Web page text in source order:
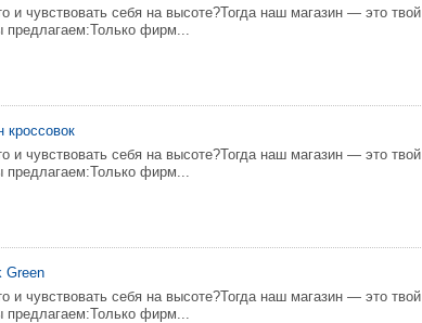
и чувствовать себя на высоте?Тогда наш магазин — это твой
фирм...
кроссовок
и чувствовать себя на высоте?Тогда наш магазин — это твой
фирм...
Green
и чувствовать себя на высоте?Тогда наш магазин — это твой
фирм...